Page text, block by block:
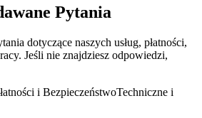
Pytania
dotyczące naszych usług, płatności,
Jeśli nie znajdziesz odpowiedzi,
i BezpieczeństwoTechniczne i